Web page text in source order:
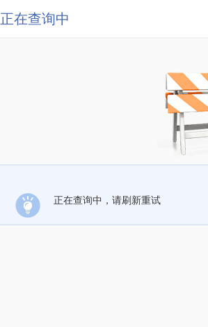
正在查询中
正在查询中，请刷新重试